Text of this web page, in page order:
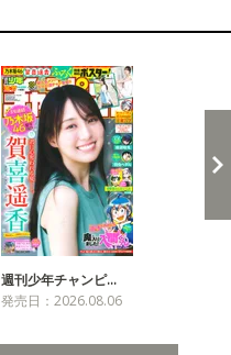
週刊少年チャンピ…
発売日：2026.08.06